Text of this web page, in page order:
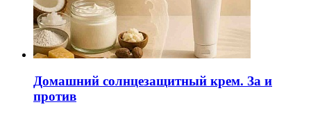
Домашний солнцезащитный крем. За и
против